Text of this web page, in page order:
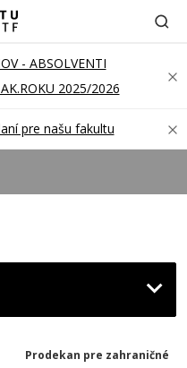
- ABSOLVENTI
2025/2026
pre našu fakultu
Prodekan pre zahraničné